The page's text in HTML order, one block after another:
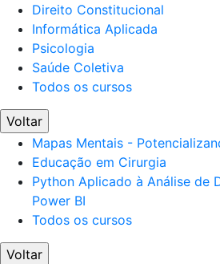
Direito Constitucional
Informática Aplicada
Psicologia
Saúde Coletiva
Todos os cursos
Voltar
Mapas Mentais -
Educação em Cirurgia
Python Aplicado à Análise de
Power BI
Todos os cursos
Voltar